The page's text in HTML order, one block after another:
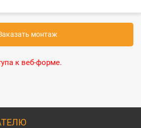
монтаж
к веб-форме.